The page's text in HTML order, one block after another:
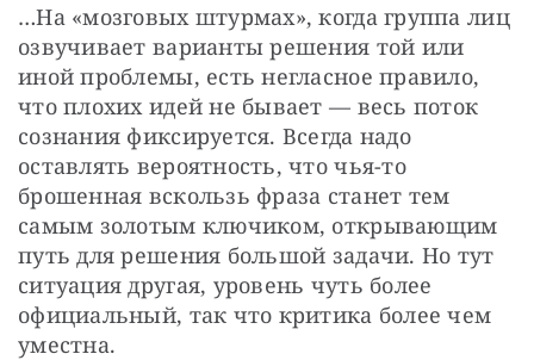
…На «мозговых штурмах», когда группа лиц
озвучивает варианты решения той или
иной проблемы, есть негласное правило,
что плохих идей не бывает — весь поток
сознания фиксируется. Всегда надо
оставлять вероятность, что чья-то
брошенная вскользь фраза станет тем
самым золотым ключиком, открывающим
путь для решения большой задачи. Но тут
ситуация другая, уровень чуть более
официальный, так что критика более чем
уместна.